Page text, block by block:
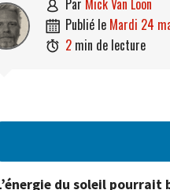
 par Mick Van Loon
 publié le mardi 24
 2 min de lecture
du soleil